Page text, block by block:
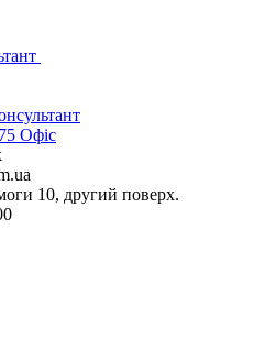
Офіс
10, другий поверх.